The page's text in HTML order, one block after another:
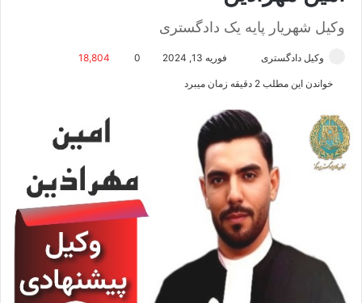
وکیل شهریار پایه یک دادگستری
وکیل دادگستری
ا
ل
ی
م
ی
ل
فوریه 13, 2024 0
18,804
خواندن این مطلب 2 دقیقه زمان میبرد